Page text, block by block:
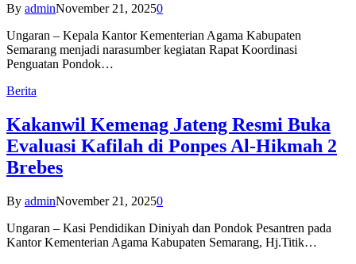
By adminNovember 21, 20250
Ungaran – Kepala Kantor Kementerian Agama Kabupaten
Semarang menjadi narasumber kegiatan Rapat Koordinasi
Penguatan Pondok…
Berita
Kakanwil Kemenag Jateng Resmi Buka
Evaluasi Kafilah di Ponpes Al-Hikmah 2
Brebes
By adminNovember 21, 20250
Ungaran – Kasi Pendidikan Diniyah dan Pondok Pesantren pada
Kantor Kementerian Agama Kabupaten Semarang, Hj.Titik…